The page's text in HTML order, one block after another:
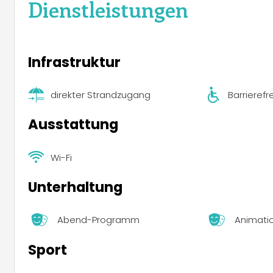
Dienstleistungen
Infrastruktur
direkter Strandzugang
Ausstattung
Wi-Fi
Unterhaltung
Abend-Programm
Sport